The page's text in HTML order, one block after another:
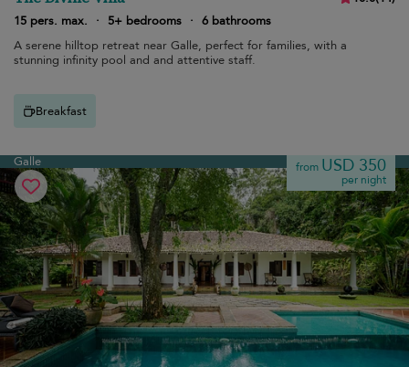
15 pers. max.
· 5+ bedrooms · 6 bathrooms
A serene hilltop retreat near Galle, perfect for families, with a
stunning infinity pool and and attentive staff.
Breakfast
Galle from USD 350
per night